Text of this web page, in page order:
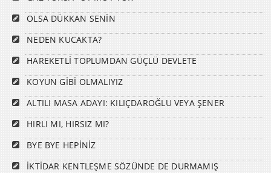
OLSA DÜKKAN SENİN
NEDEN KUCAKTA?
HAREKETLİ TOPLUMDAN GÜÇLÜ DEVLETE
KOYUN GİBİ OLMALIYIZ
ALTILI MASA ADAYI: KILIÇDAROĞLU VEYA ŞENER
HIRLI MI, HIRSIZ MI?
BYE BYE HEPİNİZ
İKTİDAR KENTLEŞME SÖZÜNDE DE DURMAMIŞ